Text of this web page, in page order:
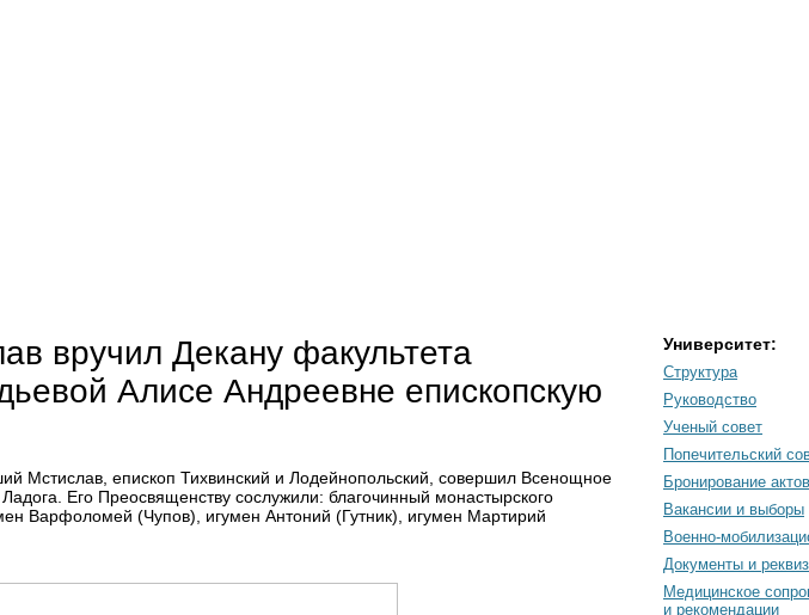
вручил Декану факультета
Алисе Андреевне епископскую
Мстислав, епископ Тихвинский и Лодейнопольский, совершил Всенощное
Его Преосвященству сослужили: благочинный монастырского
Варфоломей (Чупов), игумен Антоний (Гутник), игумен Мартирий
Университет:
Структура
Руководство
Ученый совет
Попечительский
Бронирование
Вакансии и выборы
Военно-
Документы и
Медицинское
и рекомендации